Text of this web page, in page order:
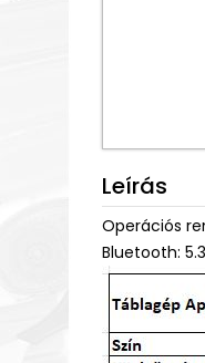
Leírás
Operációs
Bluetooth: